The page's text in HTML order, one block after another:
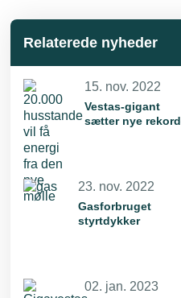
Relaterede nyheder
15. nov. 2022
Vestas-gigant
sætter nye
23. nov. 2022
Gasforbruget
styrtdykker
02. jan. 2023